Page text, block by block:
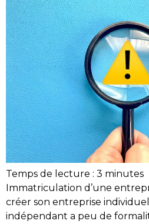
Temps de lecture : 3 minutes
Immatriculation d’une
créer son entreprise
indépendant a peu de